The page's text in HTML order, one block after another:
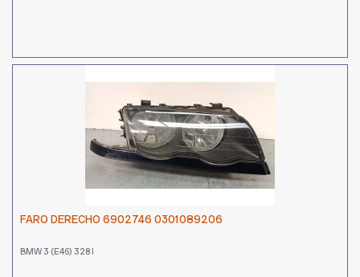
FARO DERECHO 6902746 0301089206
BMW 3 (E46) 328 I